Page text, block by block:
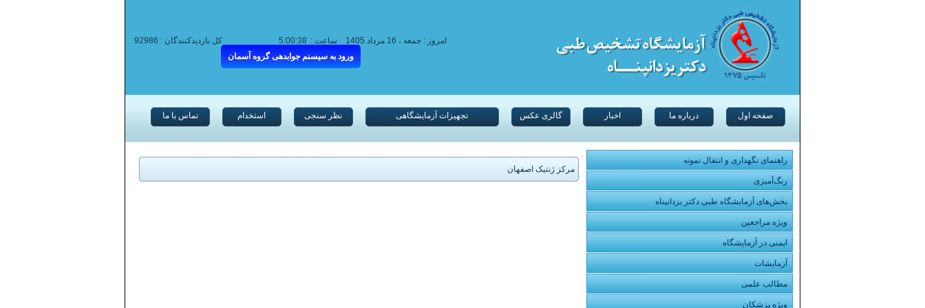
کل بازدیدکنندگان : 92986 امروز : جمعه ، 16 مرداد 1405
ساعت :
ورود به سیسنم جوابدهی گروه آسمان
صفحه اول درباره ما اخبار گالری عکس تجهیزات آزمایشگاهی نظر سنجی استخدام تماس با ما
راهنمای نگهداری و انتقال نمونه
رنگ‌آمیزی
بخش‌های آزمایشگاه طبی دکتر یزدانپناه
ویژه مراجعین
ایمنی در آزمایشگاه
آزمایشات
مطالب علمی
ویژه پزشکان
مرکز ژنتیک اصفهان